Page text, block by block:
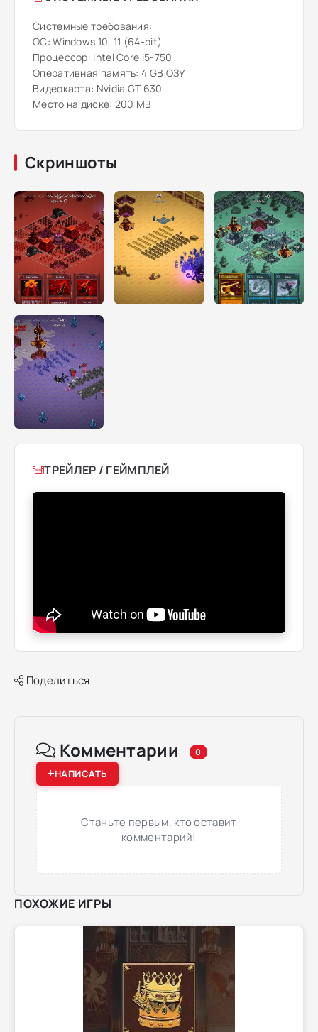
Системные требования:
ОС: Windows 10, 11 (64-bit)
Процессор: Intel Core i5-750
Оперативная память: 4 GB ОЗУ
Видеокарта: Nvidia GT 630
Место на диске: 200 MB
Скриншоты
ТРЕЙЛЕР / ГЕЙМПЛЕЙ
Поделиться
Комментарии 0
НАПИСАТЬ
Станьте первым, кто оставит
комментарий!
ПОХОЖИЕ ИГРЫ